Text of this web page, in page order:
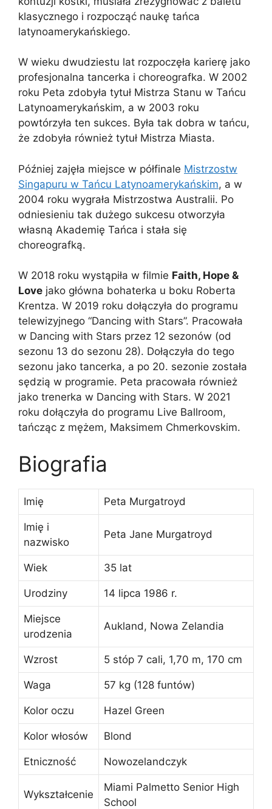
klasycznego i rozpocząć naukę tańca
latynoamerykańskiego.
W wieku dwudziestu lat rozpoczęła karierę jako
profesjonalna tancerka i choreografka. W 2002
roku Peta zdobyła tytuł Mistrza Stanu w Tańcu
Latynoamerykańskim, a w 2003 roku
powtórzyła ten sukces. Była tak dobra w tańcu,
że zdobyła również tytuł Mistrza Miasta.
Później zajęła miejsce w półfinale Mistrzostw
Singapuru w Tańcu Latynoamerykańskim, a w
2004 roku wygrała Mistrzostwa Australii. Po
odniesieniu tak dużego sukcesu otworzyła
własną Akademię Tańca i stała się
choreografką.
W 2018 roku wystąpiła w filmie Faith, Hope &
Love jako główna bohaterka u boku Roberta
Krentza. W 2019 roku dołączyła do programu
telewizyjnego “Dancing with Stars”. Pracowała
w Dancing with Stars przez 12 sezonów (od
sezonu 13 do sezonu 28). Dołączyła do tego
sezonu jako tancerka, a po 20. sezonie została
sędzią w programie. Peta pracowała również
jako trenerka w Dancing with Stars. W 2021
roku dołączyła do programu Live Ballroom,
tańcząc z mężem, Maksimem Chmerkovskim.
Biografia
Imię Peta Murgatroyd
Imię i
nazwisko
Peta Jane Murgatroyd
Wiek 35 lat
Urodziny 14 lipca 1986 r.
Miejsce
urodzenia
Aukland, Nowa Zelandia
Wzrost 5 stóp 7 cali, 1,70 m, 170 cm
Waga 57 kg (128 funtów)
Kolor oczu Hazel Green
Kolor włosów Blond
Etniczność Nowozelandczyk
Wykształcenie
Miami Palmetto Senior High
School